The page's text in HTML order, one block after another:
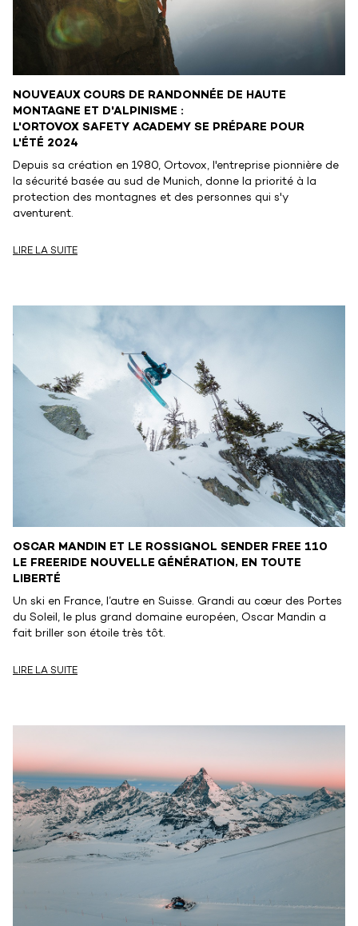
NOUVEAUX COURS DE RANDONNÉE DE HAUTE
MONTAGNE ET D'ALPINISME :
L'ORTOVOX SAFETY ACADEMY SE PRÉPARE POUR
L'ÉTÉ 2024
Depuis sa création en 1980, Ortovox, l'entreprise pionnière de
la sécurité basée au sud de Munich, donne la priorité à la
protection des montagnes et des personnes qui s'y
aventurent.
LIRE LA SUITE
OSCAR MANDIN ET LE ROSSIGNOL SENDER FREE 110
LE FREERIDE NOUVELLE GÉNÉRATION, EN TOUTE
LIBERTÉ
Un ski en France, l’autre en Suisse. Grandi au cœur des Portes
du Soleil, le plus grand domaine européen, Oscar Mandin a
fait briller son étoile très tôt.
LIRE LA SUITE